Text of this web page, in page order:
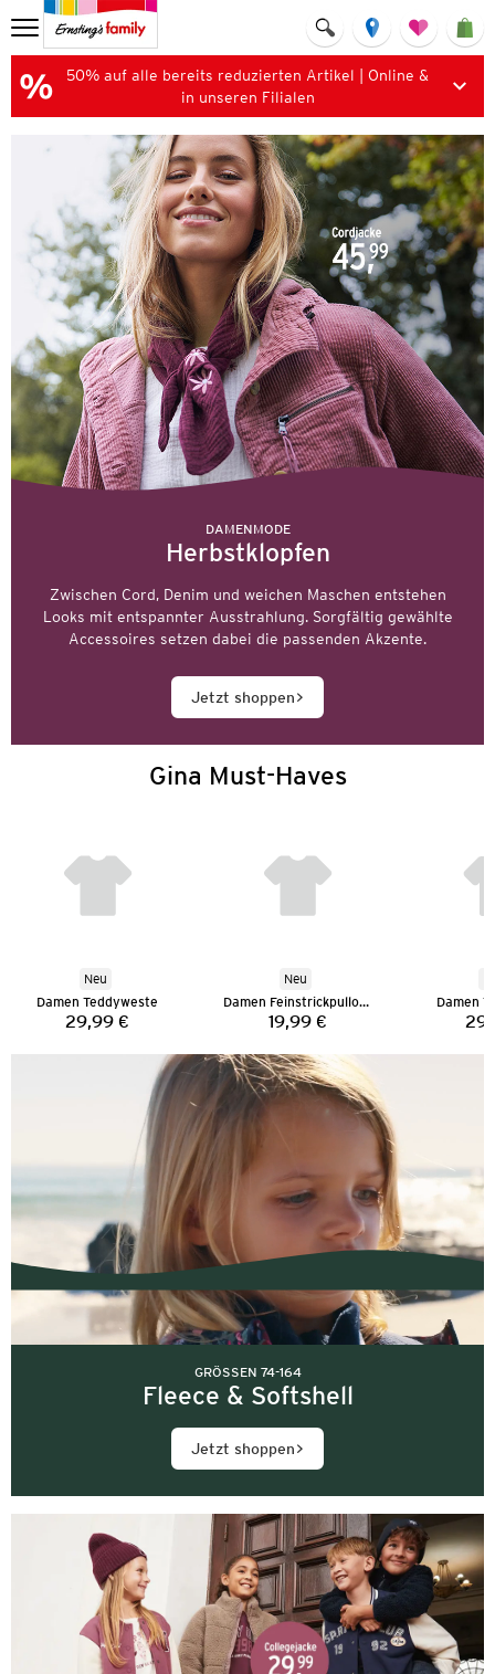
50% auf alle bereits reduzierten Artikel | Online &
in unseren Filialen
DAMENMODE
Herbstklopfen
Zwischen Cord, Denim und weichen Maschen entstehen
Looks mit entspannter Ausstrahlung. Sorgfältig gewählte
Accessoires setzen dabei die passenden Akzente.
Jetzt shoppen
Gina Must-Haves
Neu
Damen Teddyweste
Preis:
29,99 €
Neu
Damen Feinstrickpullover
Preis:
19,99 €
Damen
GRÖSSEN 74-164
Fleece & Softshell
Jetzt shoppen